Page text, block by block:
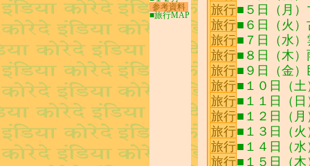
- 参考資料
■旅行MAP
旅行■５日（月
旅行■６日（火
旅行■７日（水
旅行■８日（木
旅行■９日（金
旅行■１０日（
旅行■１１日（
旅行■１２日（
旅行■１３日（
旅行■１４日（
旅行■１５日（